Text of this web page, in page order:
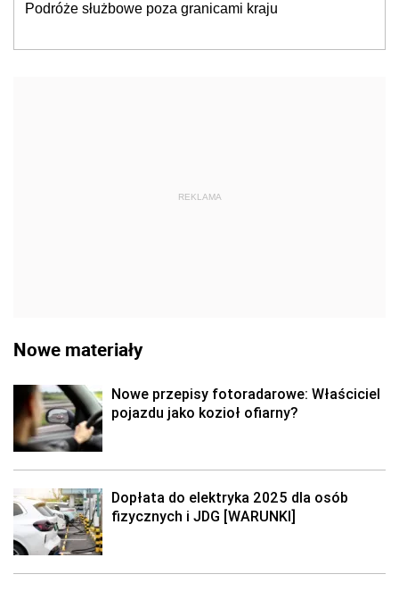
Podróże służbowe poza granicami kraju
REKLAMA
Nowe materiały
Nowe przepisy fotoradarowe: Właściciel
pojazdu jako kozioł ofiarny?
Dopłata do elektryka 2025 dla osób
fizycznych i JDG [WARUNKI]